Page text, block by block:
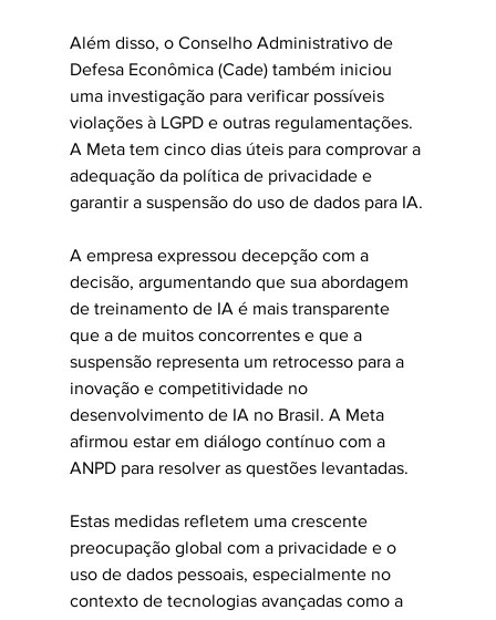
Além disso, o Conselho Administrativo de
Defesa Econômica (Cade) também iniciou
uma investigação para verificar possíveis
violações à LGPD e outras regulamentações.
A Meta tem cinco dias úteis para comprovar a
adequação da política de privacidade e
garantir a suspensão do uso de dados para IA.
A empresa expressou decepção com a
decisão, argumentando que sua abordagem
de treinamento de IA é mais transparente
que a de muitos concorrentes e que a
suspensão representa um retrocesso para a
inovação e competitividade no
desenvolvimento de IA no Brasil. A Meta
afirmou estar em diálogo contínuo com a
ANPD para resolver as questões levantadas.
Estas medidas refletem uma crescente
preocupação global com a privacidade e o
uso de dados pessoais, especialmente no
contexto de tecnologias avançadas como a